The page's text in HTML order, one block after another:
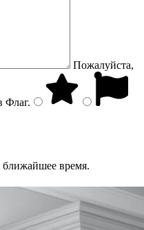
Пожалуйста,
Флаг.
время.